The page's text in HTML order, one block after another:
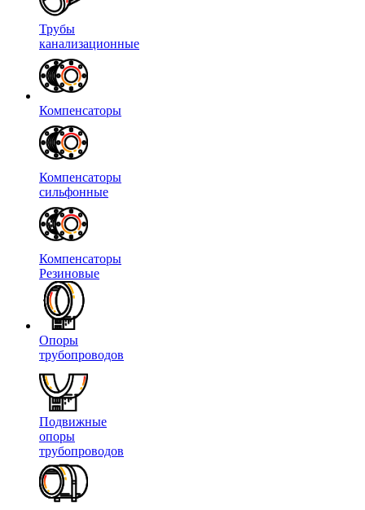
Трубы
канализационные
Компенсаторы
Компенсаторы
сильфонные
Компенсаторы
Резиновые
Опоры
трубопроводов
Подвижные
опоры
трубопроводов